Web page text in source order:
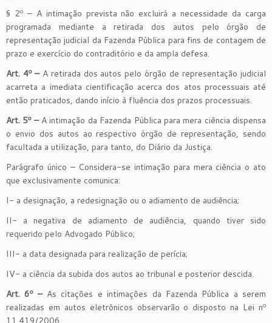
§ 2º – A intimação prevista não excluirá a necessidade da carga
programada mediante a retirada dos autos pelo órgão de
representação judicial da Fazenda Pública para fins de contagem de
prazo e exercício do contraditório e da ampla defesa.
Art. 4º –A retirada dos autos pelo órgão de representação judicial
acarreta a imediata cientificação acerca dos atos processuais até
então praticados, dando início à fluência dos prazos processuais.
Art. 5º –A intimação da Fazenda Pública para mera ciência dispensa
o envio dos autos ao respectivo órgão de representação, sendo
facultada a utilização, para tanto, do Diário da Justiça.
Parágrafo único – Considera-se intimação para mera ciência o ato
que exclusivamente comunica:
I- a designação, a redesignação ou o adiamento de audiência;
II- a negativa de adiamento de audiência, quando tiver sido
requerido pelo Advogado Público;
III- a data designada para realização de perícia;
IV- a ciência da subida dos autos ao tribunal e posterior descida.
Art. 6º –As citações e intimações da Fazenda Pública a serem
realizadas em autos eletrônicos observarão o disposto na Lei nº
11.419/2006.